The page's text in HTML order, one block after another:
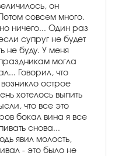
он
совсем много.
ничего... Один раз
супруг не будет
не буду. У меня
могла
Говорил, что
острое
хотелось выпить
что все это
бокал вина я все
снова...
явил молость,
- это было не